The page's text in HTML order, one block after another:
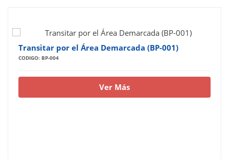
Transitar por el Área Demarcada (BP-001)
CODIGO: BP-004
Ver Más